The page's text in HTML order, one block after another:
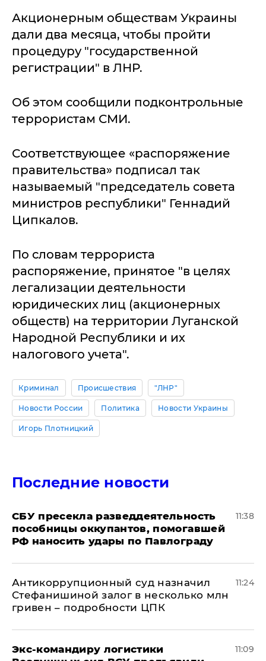
Акционерным обществам Украины
дали два месяца, чтобы пройти
процедуру "государственной
регистрации" в ЛНР.
Об этом сообщили подконтрольные
террористам СМИ.
Соответствующее «распоряжение
правительства» подписал так
называемый "председатель совета
министров республики" Геннадий
Ципкалов.
По словам террориста
распоряжение, принятое "в целях
легализации деятельности
юридических лиц (акционерных
обществ) на территории Луганской
Народной Республики и их
налогового учета".
Криминал Происшествия "ЛНР"
Новости России Политика Новости Украины
Игорь Плотницкий
Последние новости
СБУ пресекла разведдеятельность
пособницы оккупантов, помогавшей
РФ наносить удары по Павлограду
11:38
Антикоррупционный суд назначил
Стефанишиной залог в несколько млн
гривен – подробности ЦПК
11:24
Экс-командиру логистики
11:09